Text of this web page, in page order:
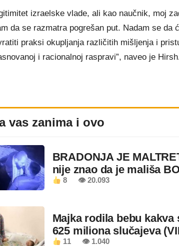
izraelske vlade, ali kao naučnik, moj
da se razmatra pogrešan put. Nadam se da
praksi okupljanja različitih mišljenja i
i racionalnoj raspravi”, naveo je
vas zanima i ovo
BRADONJA JE
nije znao da je mališa
8 👁 20.093
Majka rodila bebu kakva
625 miliona slučajeva
11 👁 1.040